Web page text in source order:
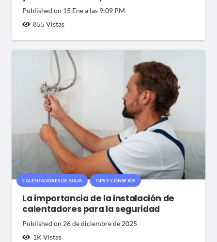
Published on 15 Ene a las 9:09 PM
855 Vistas
CALENTADORES DE AGUA TIPS Y CONSEJOS
La importancia de la instalación de
calentadores para la seguridad
Published on 26 de diciembre de 2025
1K Vistas